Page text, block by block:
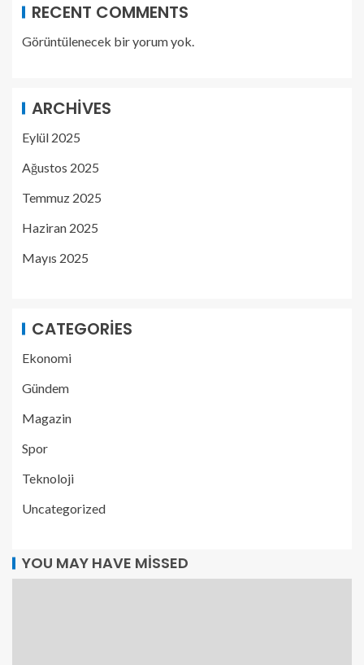
RECENT COMMENTS
Görüntülenecek bir yorum yok.
ARCHIVES
Eylül 2025
Ağustos 2025
Temmuz 2025
Haziran 2025
Mayıs 2025
CATEGORIES
Ekonomi
Gündem
Magazin
Spor
Teknoloji
Uncategorized
YOU MAY HAVE MISSED